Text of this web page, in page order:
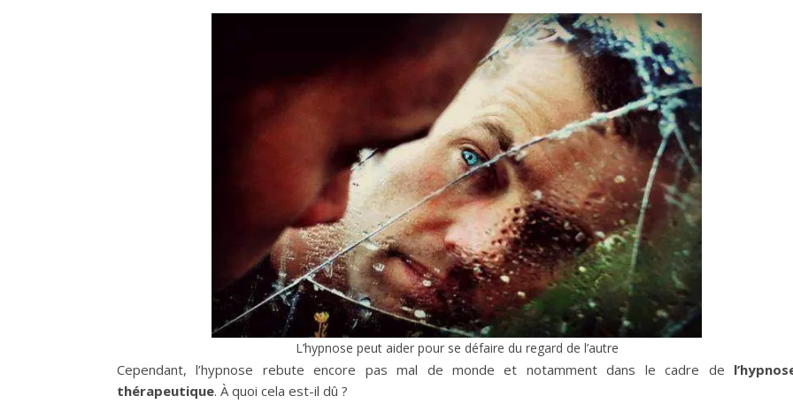
L’hypnose peut aider pour se défaire du regard de l’autre
Cependant, l’hypnose rebute encore pas mal de monde et notamment dans le cadre de
thérapeutique. À quoi cela est-il dû ?